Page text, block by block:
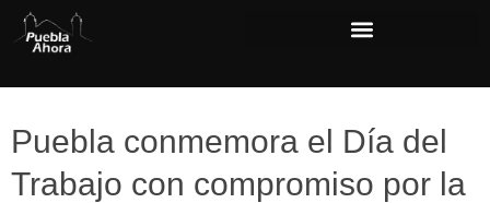
Puebla conmemora el Día del
Trabajo con compromiso por la